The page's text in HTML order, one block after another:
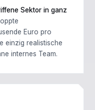
Sektor in ganz
Euro pro
einzig realistische
internes Team.